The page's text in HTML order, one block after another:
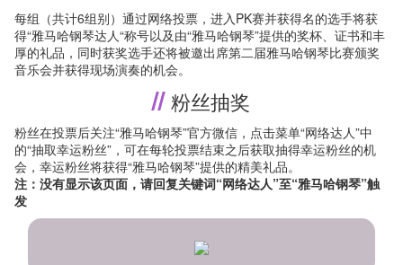
每组（共计6组别）通过网络投票，进入PK赛并获得名的选手将获
得“雅马哈钢琴达人“称号以及由“雅马哈钢琴”提供的奖杯、证书和丰
厚的礼品，同时获奖选手还将被邀出席第二届雅马哈钢琴比赛颁奖
音乐会并获得现场演奏的机会。
粉丝抽奖
粉丝在投票后关注“雅马哈钢琴”官方微信，点击菜单“网络达人”中
的“抽取幸运粉丝”，可在每轮投票结束之后获取抽得幸运粉丝的机
会，幸运粉丝将获得“雅马哈钢琴”提供的精美礼品。
注：没有显示该页面，请回复关键词“网络达人”至“雅马哈钢琴”触
发